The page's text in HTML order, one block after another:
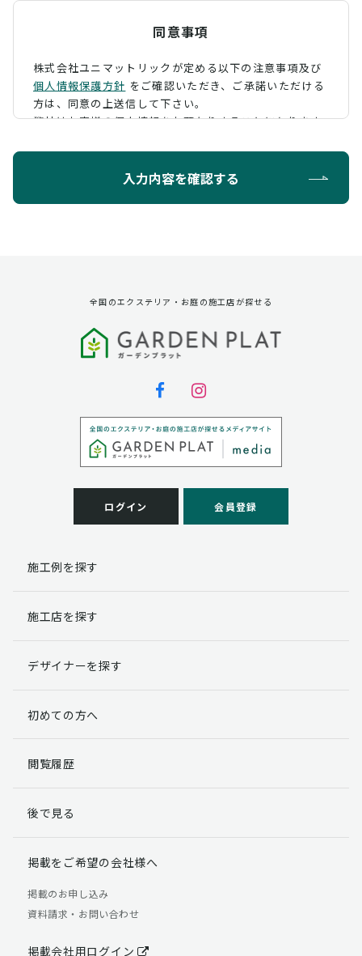
同意事項
株式会社ユニマットリックが定める以下の注意事項及び
個人情報保護方針 をご確認いただき、 ご承諾いただける
方は、同意の上送信して下さい。
弊社はお客様の個人情報をお預かりすることになります
ように定め、保護に努めております。
第三者への提供
弊社は法律で定められている場合を除いて、お客様の個
個人情報の取扱い業務の委託
弊社は事業運営上、お客様により良いサービスを提供す
るために業務の一部を外部に委託しており、業務委託先
客様には、貴殿の個人情報の利用目的の通知、開示、訂
理・機密保持などによりお客様の個人情報の漏洩防止に
個人情報提出の任意性
す。
らかじめご了承ください。
個人情報の開示請求について
る権利があります。
「個人情報の取り扱いについて」
【お問合せ先】 個人情報問合せ窓口
TEL：03-5411-7891（平日9:00 ～ 18:00）
入力内容を確認する
全国のエクステリア・お庭の施工店が探せる
ログイン 会員登録
施工例を探す
施工店を探す
デザイナーを探す
初めての方へ
閲覧履歴
後で見る
掲載をご希望の会社様へ
掲載のお申し込み
資料請求・お問い合わせ
掲載会社用ログイン